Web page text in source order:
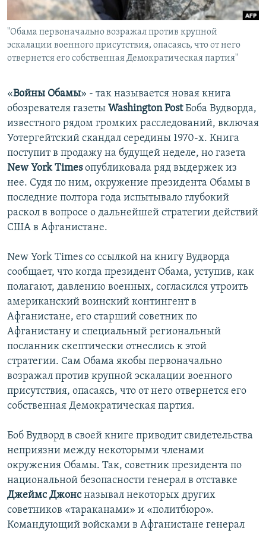
İNFOQRAFIKA
KARIKATURA
AZƏRBAYCAN ƏDƏBIYYATI KITABXANASI
İSLAM VƏ DEMOKRATIYA
İZ - MƏDƏNIYYƏT PROQRAMI
MISSIYAMIZ
PEŞƏ ETIKASI VƏ JURNALISTIKA STANDARTLARIMIZ
MATERIALLARIMIZDAN ISTIFADƏ
BIZIMLƏ ƏLAQƏ
BIZI IZLƏ
"Обама первоначально возражал против крупной
эскалации военного присутствия, опасаясь, что от него
отвернется его собственная Демократическая партия"
«Войны Обамы» - так называется новая книга
обозревателя газеты Washington PostБоба Вудворда,
известного рядом громких расследований, включая
Уотергейтский скандал середины 1970-х. Книга
поступит в продажу на будущей неделе, но газета
New York Timesопубликовала ряд выдержек из
нее. Судя по ним, окружение президента Обамы в
последние полтора года испытывало глубокий
раскол в вопросе о дальнейшей стратегии действий
США в Афганистане.
New York Times со ссылкой на книгу Вудворда
сообщает, что когда президент Обама, уступив, как
полагают, давлению военных, согласился утроить
американский воинский контингент в
Афганистане, его старший советник по
Афганистану и специальный региональный
посланник скептически отнеслись к этой
стратегии. Сам Обама якобы первоначально
возражал против крупной эскалации военного
присутствия, опасаясь, что от него отвернется его
собственная Демократическая партия.
Боб Вудворд в своей книге приводит свидетельства
неприязни между некоторыми членами
окружения Обамы. Так, советник президента по
национальной безопасности генерал в отставке
Джеймс Джонсназывал некоторых других
советников «тараканами» и «политбюро».
Командующий войсками в Афганистане генерал